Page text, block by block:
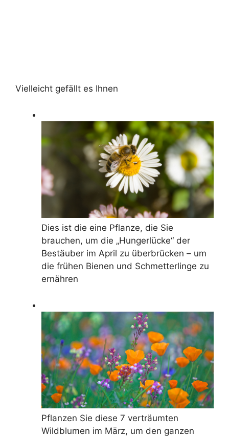
Vielleicht gefällt es Ihnen
Dies ist die eine Pflanze, die Sie
brauchen, um die „Hungerlücke“ der
Bestäuber im April zu überbrücken – um
die frühen Bienen und Schmetterlinge zu
ernähren
Pflanzen Sie diese 7 verträumten
Wildblumen im März, um den ganzen